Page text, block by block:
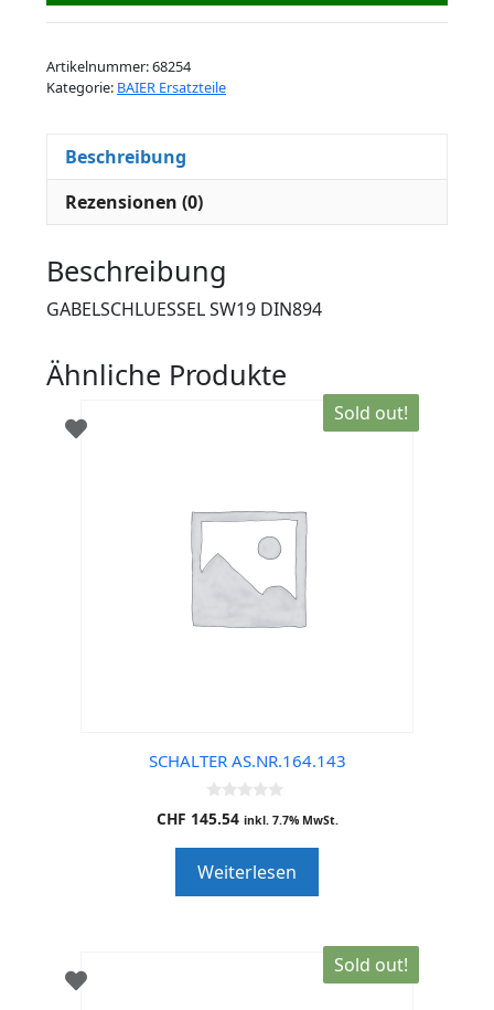
Artikelnummer:68254
Kategorie: BAIER Ersatzteile
Beschreibung
Rezensionen (0)
Beschreibung
GABELSCHLUESSEL SW19 DIN894
Ähnliche Produkte
Sold out!
SCHALTER AS.NR.164.143
0
o
o
f
5
CHF 145.54 inkl. 7.7% MwSt.
Weiterlesen
Sold out!